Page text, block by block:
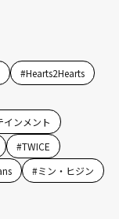
#Hearts2Hearts
インメント
#TWICE
#ミン・ヒジン